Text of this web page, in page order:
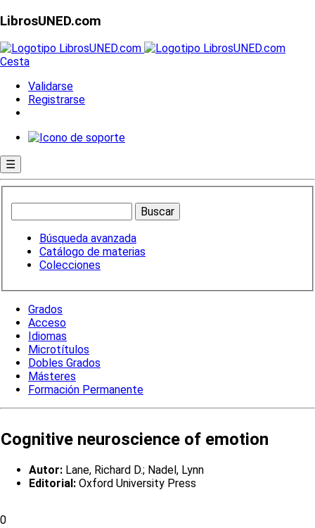
LibrosUNED.com
Cesta
Validarse
Registrarse
☰
Búsqueda avanzada
Catálogo de materias
Colecciones
Grados
Acceso
Idiomas
Microtítulos
Dobles Grados
Másteres
Formación Permanente
Cognitive neuroscience of emotion
Autor: Lane, Richard D.; Nadel, Lynn
Editorial: Oxford University Press
0